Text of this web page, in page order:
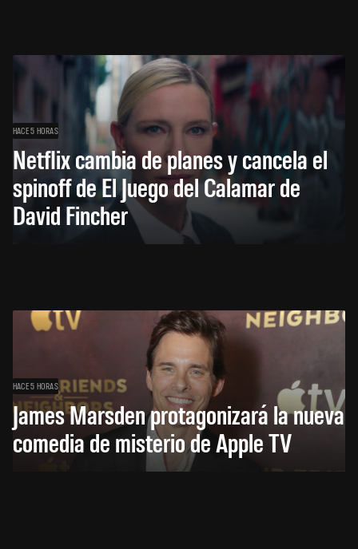
HACE 5 HORAS
Netflix cambia de planes y cancela el
spinoff de El Juego del Calamar de
David Fincher
HACE 5 HORAS
James Marsden protagonizará la nueva
comedia de misterio de Apple TV